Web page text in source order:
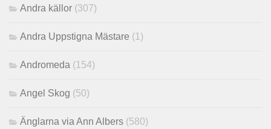
Andra källor (307)
Andra Uppstigna Mästare (1)
Andromeda (154)
Angel Skog (50)
Änglarna via Ann Albers (580)